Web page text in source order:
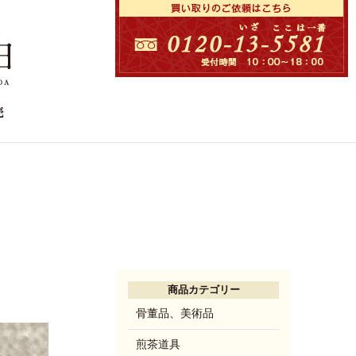
商品カテゴリー
骨董品、美術品
煎茶道具